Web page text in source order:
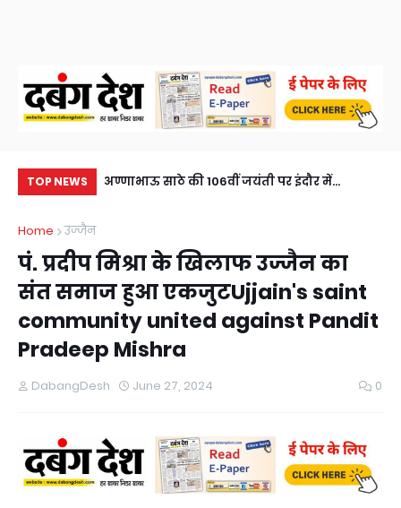
TOP NEWS
एक आरोपी
horse
अण्णाभाऊ साठे की 106वीं जयंती पर इंदौर में
106th birth anniversary of Annabhau Sathe,
a grand procession created history.
Home उज्जैन
पं. प्रदीप मिश्रा के खिलाफ उज्जैन का
संत समाज हुआ एकजुटUjjain's saint
community united against Pandit
Pradeep Mishra
DabangDesh June 27, 2024 0